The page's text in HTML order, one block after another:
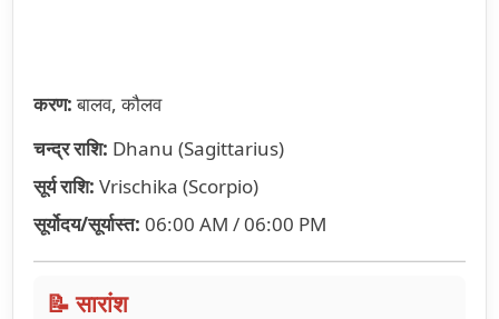
करण:बालव, कौलव
चन्द्र राशि: Dhanu (Sagittarius)
सूर्य राशि: Vrischika (Scorpio)
सूर्योदय/सूर्यास्त: 06:00 AM / 06:00 PM
📝 सारांश